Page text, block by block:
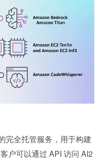
完全托管服务，用于构建
户可以通过 API 访问 AI2